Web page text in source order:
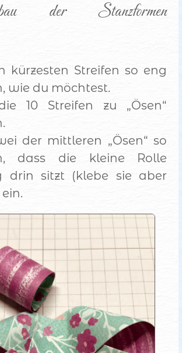
der Stanzformen
kürzesten Streifen so eng
wie du möchtest.
10 Streifen zu „Ösen“
der mittleren „Ösen“ so
dass die kleine Rolle
drin sitzt (klebe sie aber